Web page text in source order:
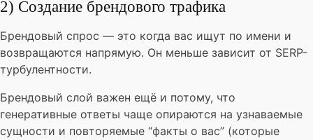
2) Создание брендового трафика
Брендовый спрос — это когда вас ищут по имени и
возвращаются напрямую. Он меньше зависит от SERP-
турбулентности.
Брендовый слой важен ещё и потому, что
генеративные ответы чаще опираются на узнаваемые
сущности и повторяемые “факты о вас” (которые